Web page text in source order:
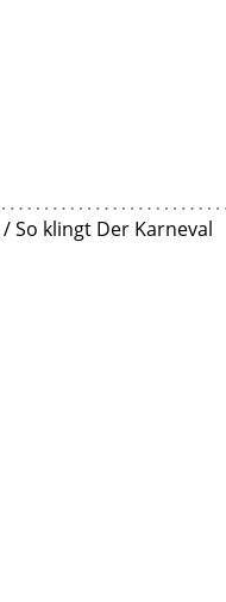
/ So klingt Der Karneval